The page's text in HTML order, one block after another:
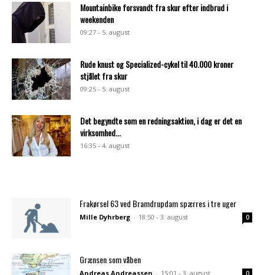
Mountainbike forsvandt fra skur efter indbrud i
weekenden
09:27 - 5. august
Rude knust og Specialized-cykel til 40.000 kroner
stjålet fra skur
09:25 - 5. august
Det begyndte som en redningsaktion, i dag er det en
virksomhed...
16:35 - 4. august
Frakørsel 63 ved Bramdrupdam spærres i tre uger
Mille Dyhrberg - 18:50 - 3. august 0
Grænsen som våben
Andreas Andreassen - 15:01 - 3. august 0